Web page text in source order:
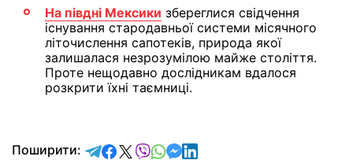
На півдні Мексики збереглися свідчення
існування стародавньої системи місячного
літочислення сапотеків, природа якої
залишалася незрозумілою майже століття.
Проте нещодавно дослідникам вдалося
розкрити їхні таємниці.
Поширити: відправити у Telegram
поділитись у Facebook
поділитись у X
відправити у Viber
відправити у Whatsapp
відправити у Messenger
відправити у LinkedIn